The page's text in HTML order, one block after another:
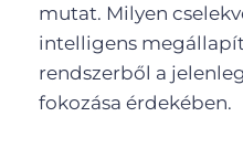
mutat. Milyen
intelligens
rendszerből a
fokozása érdekében.